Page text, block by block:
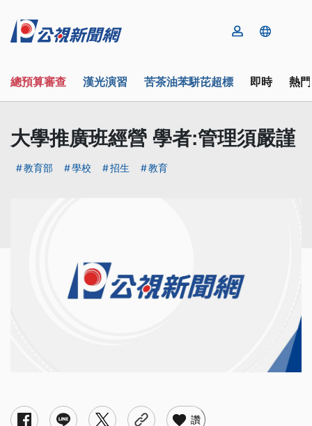
總預算審查 漢光演習 苦茶油苯駢芘超標 即時 熱
大學推廣班經營 學者:管理須嚴謹
教育部 學校 招生 教育
讚